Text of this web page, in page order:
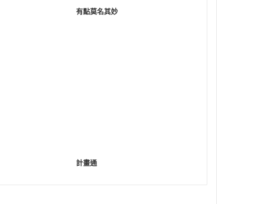
有點莫名其妙
計畫通